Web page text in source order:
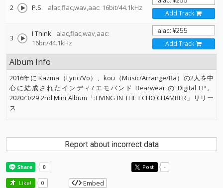
2 P.S. alac,flac,wav,aac: 16bit/44.1kHz
Add Track
3 I Think
alac,flac,wav,aac:
16bit/44.1kHz
Add Track
Album Info
2016年に Kazma（Lyric/Vo）、kou（Music/Arrange/Ba）の2人を中
心に結成されたインディ/エモバンド Bearwear の Digital EP。
2020/3/29 2nd Mini Album「:LIVING IN THE ECHO CHAMBER」リリー
ス
Report about incorrect data
Post -
Like! 0 Embed